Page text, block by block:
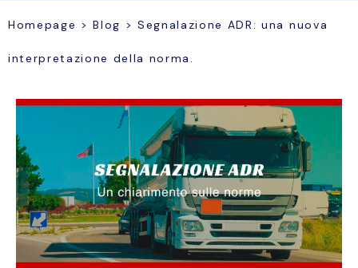
Homepage >Blog >Segnalazione ADR: una nuova
interpretazione della norma.